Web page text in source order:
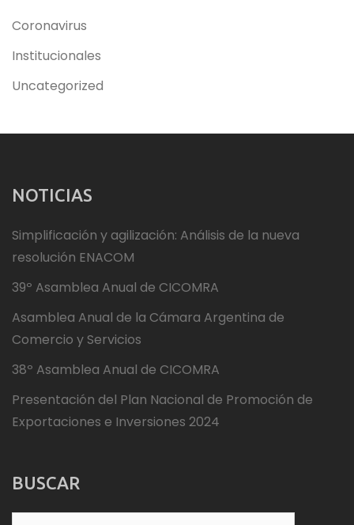
Coronavirus
Institucionales
Uncategorized
NOTICIAS
Simplificación y agilización: Análisis de la nueva
resolución ENACOM
39º Asamblea Anual de CICOMRA
Asamblea Anual de la Cámara Argentina de
Comercio y Servicios
38º Asamblea Anual de CICOMRA
Presentación del Plan Nacional de Promoción de
Exportaciones e Inversiones 2024
BUSCAR